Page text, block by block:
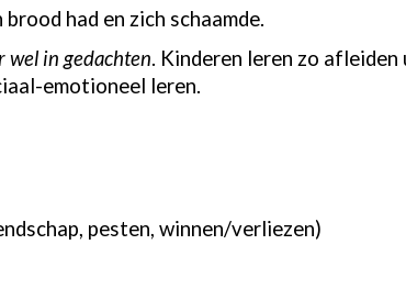
had en zich schaamde.
wel in gedachten. Kinderen leren zo
emotioneel leren.
pesten, winnen/verliezen)